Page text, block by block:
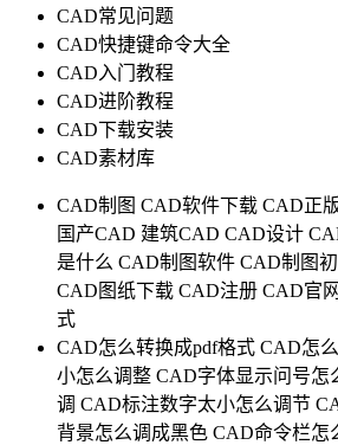
CAD常见问题
CAD快捷键命令大全
CAD入门教程
CAD进阶教程
CAD下载安装
CAD素材库
CAD制图 CAD软件下载 CAD正
国产CAD 建筑CAD CAD设计
是什么 CAD制图软件 CAD制图初
CAD图纸下载 CAD注册 CAD官网
式
CAD怎么转换成pdf格式 CAD怎
小怎么调整 CAD字体显示问号怎
调 CAD标注数字太小怎么调节
背景怎么调成黑色 CAD命令栏怎